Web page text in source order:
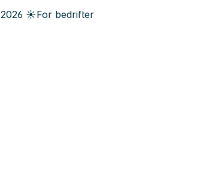
2026 ☀️For bedrifter